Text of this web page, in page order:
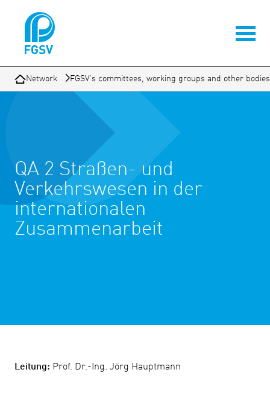
Network FGSV's committees, working groups and other bodies
QA 2 Straßen- und
Verkehrswesen in der
internationalen
Zusammenarbeit
Leitung: Prof. Dr.-Ing. Jörg Hauptmann